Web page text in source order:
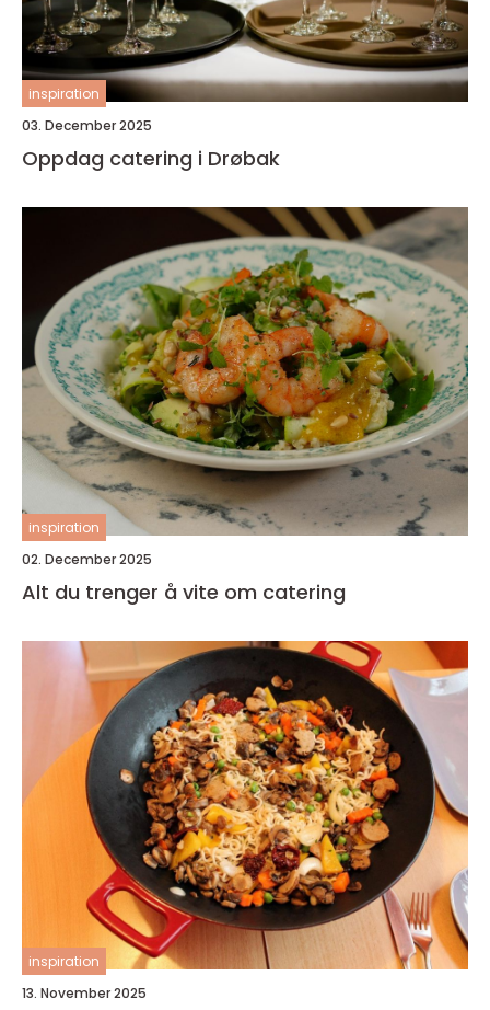
inspiration
03. December 2025
Oppdag catering i Drøbak
inspiration
02. December 2025
Alt du trenger å vite om catering
inspiration
13. November 2025